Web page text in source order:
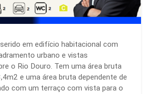
em edifício habitacional com
urbano e vistas
o Rio Douro. Tem uma área bruta
e uma área bruta dependente de
com um terraço com vista para o